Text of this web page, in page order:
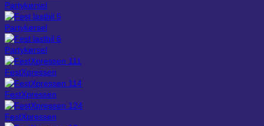
Partykørsel
Partykørsel
Partykørsel
FestXpressen
FestXpressen
FestXpressen